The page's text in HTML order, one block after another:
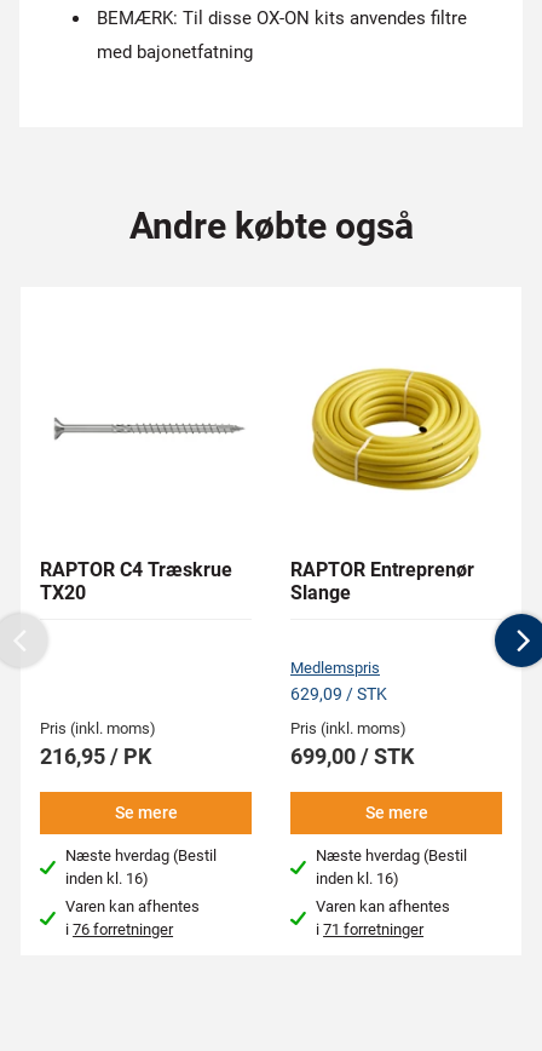
BEMÆRK: Til disse OX-ON kits anvendes filtre
med bajonetfatning
Andre købte også
RAPTOR C4 Træskrue
TX20
Pris (inkl. moms)
216,95 / PK
Se mere
Næste hverdag (Bestil
inden kl. 16)
Varen kan afhentes
i76 forretninger
RAPTOR Entreprenør
Slange
Medlemspris
629,09 / STK
Pris (inkl. moms)
699,00 / STK
Se mere
Næste hverdag (Bestil
inden kl. 16)
Varen kan afhentes
i71 forretninger
Previous